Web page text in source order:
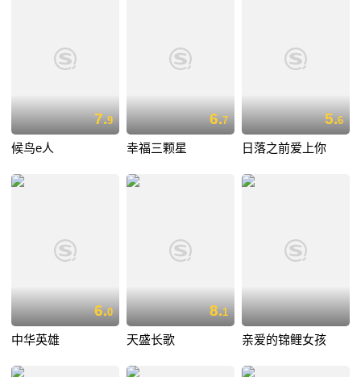
7.9
候鸟e人
6.7
幸福三颗星
5.6
日落之前爱上你
6.0
中华英雄
8.1
天盛长歌 亲爱的锦鲤女孩